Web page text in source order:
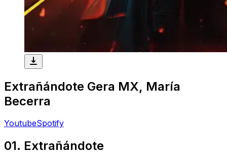
Extrañándote Gera MX, María
Becerra
YoutubeSpotify
01. Extrañándote